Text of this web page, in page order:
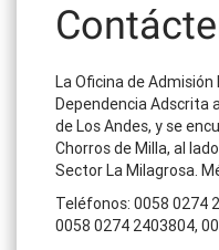
La Oficina de Admisión
Dependencia Adscrita
de Los Andes, y se
Chorros de Milla, al
Sector La Milagrosa.
Teléfonos: 0058 0274
0058 0274 2403804,